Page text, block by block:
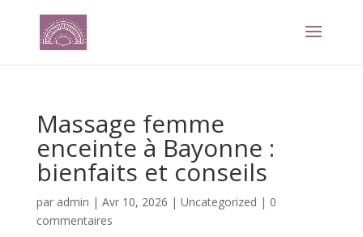
Massage femme
enceinte à Bayonne :
bienfaits et conseils
par admin | Avr 10, 2026 | Uncategorized | 0
commentaires